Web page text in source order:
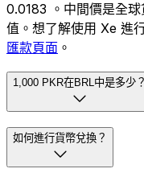
0.0183 。中間價是全
值。想了解使用 Xe 進
匯款頁面 。
1,000 PKR在BRL中是多少？
如何進行貨幣兌換？